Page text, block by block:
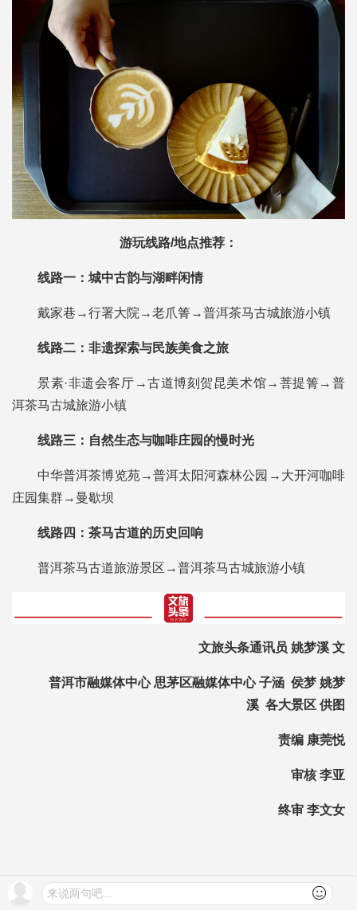
游玩线路/地点推荐：
线路一：城中古韵与湖畔闲情
戴家巷→行署大院→老爪箐→普洱茶马古城旅游小镇
线路二：非遗探索与民族美食之旅
景素·非遗会客厅→古道博刻贺昆美术馆→菩提箐→普
洱茶马古城旅游小镇
线路三：自然生态与咖啡庄园的慢时光
中华普洱茶博览苑→普洱太阳河森林公园→大开河咖啡
庄园集群→曼歇坝
线路四：茶马古道的历史回响
普洱茶马古道旅游景区→普洱茶马古城旅游小镇
文旅头条通讯员 姚梦溪 文
普洱市融媒体中心 思茅区融媒体中心 子涵 侯梦 姚梦
溪 各大景区 供图
责编 康莞悦
审核 李亚
终审 李文女
来说两句吧...